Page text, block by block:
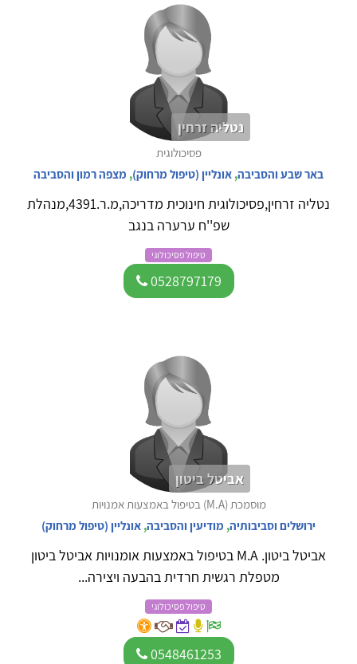
נטליה זרחין
פסיכולוגית
באר שבע והסביבה, אונליין (טיפול מרחוק), מצפה רמון והסביבה
נטליה זרחין,פסיכולוגית חינוכית מדריכה,מ.ר.4391,מנהלת
שפ''ח ערערה בנגב
טיפול פסיכולוגי
0528797179
אביטל ביטון
מוסמכת (M.A) בטיפול באמצעות אמנויות
ירושלים וסביבותיה, מודיעין והסביבה, אונליין (טיפול מרחוק)
אביטל ביטון. M.A בטיפול באמצעות אומנויות אביטל ביטון
מטפלת רגשית חרדית בהבעה ויצירה...
טיפול פסיכולוגי
0548461253